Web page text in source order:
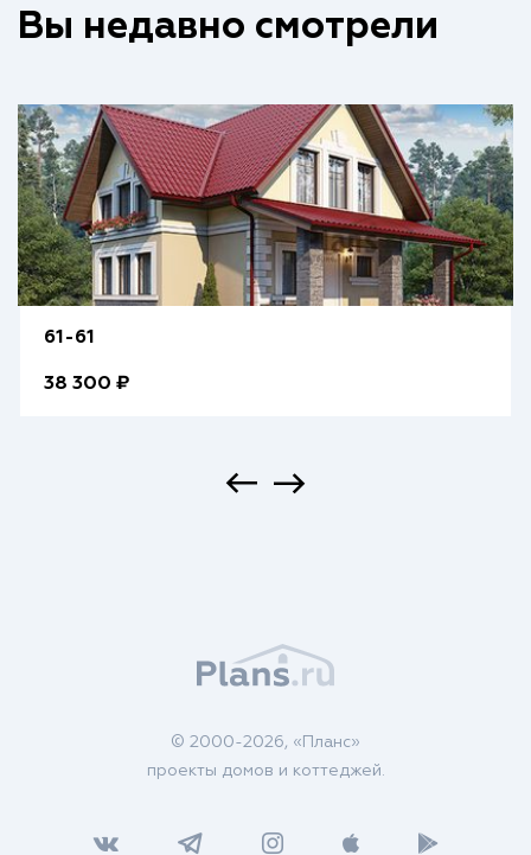
Вы недавно смотрели
61-61
38 300 ₽
© 2000-2026, «Планс»
проекты домов и коттеджей.